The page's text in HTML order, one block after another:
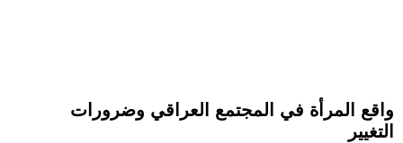
واقع المرأة في المجتمع العراقي وضرورات
التغيير